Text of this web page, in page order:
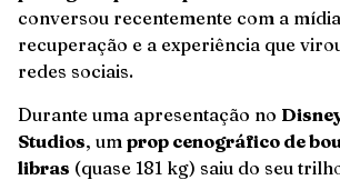
conversou recentemente com a
recuperação e a experiência que
redes sociais.
Durante uma apresentação no
Studios, um prop cenográfico de
libras (quase 181 kg) saiu do seu